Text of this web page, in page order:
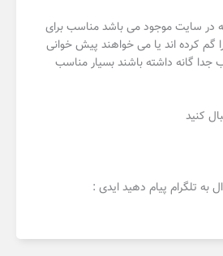
در سایت موجود می باشد مناسب برای
گم کرده اند یا می خواهند پیش خوانی
جدا گانه داشته باشند بسیار مناسب
کنید
به تلگرام پیام دهید ایدی :